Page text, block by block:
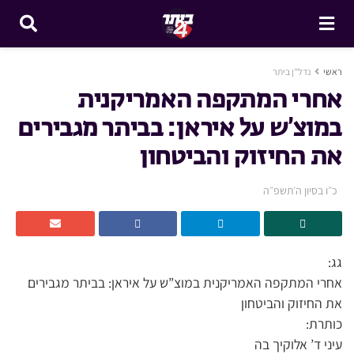
ראשי נדל"ן ביתר
אחרי המתקפה האמריקנית
במוצ’ש על איראן: בביתר מגבירים
את החיזוק והביטחון
כ״ו בסיון ה׳תשפ״ה
גג:
אחרי המתקפה האמריקנית במוצ”ש על איראן: בביתר מגבירים
את החיזוק והביטחון
כותרת:
עיני ד’ אלוקיך בה